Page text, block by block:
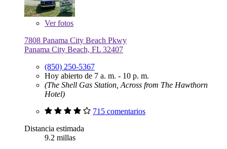
Verfotos
7808 Panama City Beach Pkwy
Panama City Beach, FL 32407
(850) 250-5367
Hoy abierto de 7 a. m. - 10 p. m.
(The Shell Gas Station, Across from The Hawthorn
Hotel)
715 comentarios
Distancia estimada
9.2 millas